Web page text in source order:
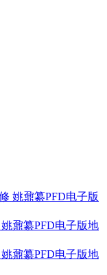
鼐纂PFD电子版地
鼐纂PFD电子版地